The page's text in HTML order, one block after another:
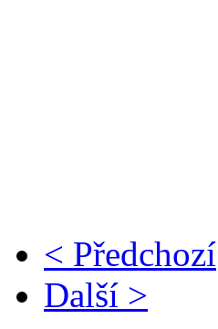
< Předchozí
Další >